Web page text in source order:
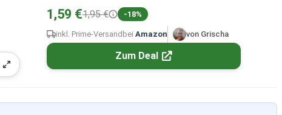
1,59 €1,95 € -18%
inkl. Prime-Versand bei Amazon von Grischa
Zum Deal